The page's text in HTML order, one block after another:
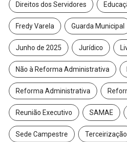
Direitos dos Servidores
Fredy Varela Guarda Municipal
Junho de 2025 Jurídico
Não à Reforma Administrativa
Reforma Administrativa
Reunião Executivo SAMAE
Sede Campestre Terceirização